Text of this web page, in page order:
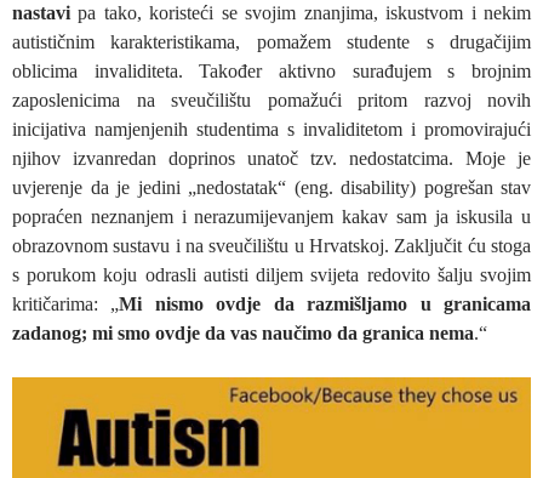
nastavi pa tako, koristeći se svojim znanjima, iskustvom i nekim
autističnim karakteristikama, pomažem studente s drugačijim
oblicima invaliditeta. Također aktivno surađujem s brojnim
zaposlenicima na sveučilištu pomažući pritom razvoj novih
inicijativa namjenjenih studentima s invaliditetom i promovirajući
njihov izvanredan doprinos unatoč tzv. nedostatcima. Moje je
uvjerenje da je jedini „nedostatak“ (eng. disability) pogrešan stav
popraćen neznanjem i nerazumijevanjem kakav sam ja iskusila u
obrazovnom sustavu i na sveučilištu u Hrvatskoj. Zaključit ću stoga
s porukom koju odrasli autisti diljem svijeta redovito šalju svojim
kritičarima: „Mi nismo ovdje da razmišljamo u granicama
zadanog; mi smo ovdje da vas naučimo da granica nema.“